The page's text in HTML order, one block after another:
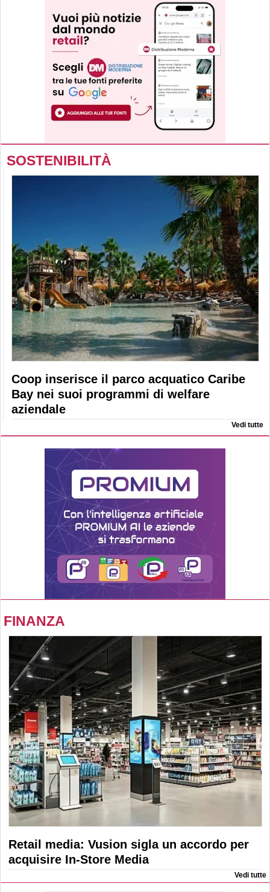
SOSTENIBILITÀ
Coop inserisce il parco acquatico Caribe
Bay nei suoi programmi di welfare
aziendale
Vedi tutte
FINANZA
Retail media: Vusion sigla un accordo per
acquisire In-Store Media
Vedi tutte